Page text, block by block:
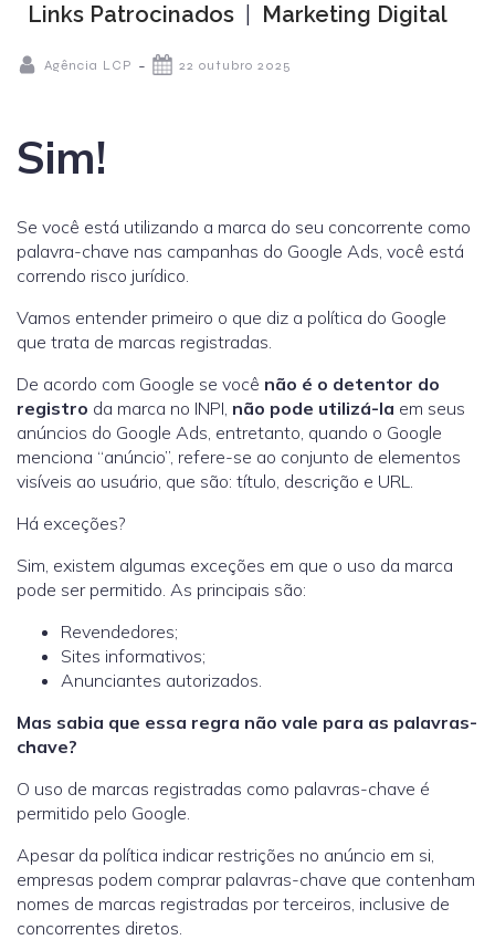
Links Patrocinados
Marketing Digital
Agência LCP - 22 outubro 2025
Sim!
Se você está utilizando a marca do seu concorrente como
palavra-chave nas campanhas do Google Ads, você está
correndo risco jurídico.
Vamos entender primeiro o que diz a política do Google
que trata de marcas registradas.
De acordo com Google se você não é o detentor do
registro da marca no INPI, não pode utilizá-la em seus
anúncios do Google Ads, entretanto, quando o Google
menciona “anúncio”, refere-se ao conjunto de elementos
visíveis ao usuário, que são: título, descrição e URL.
Há exceções?
Sim, existem algumas exceções em que o uso da marca
pode ser permitido. As principais são:
Revendedores;
Sites informativos;
Anunciantes autorizados.
Mas sabia que essa regra não vale para as palavras-
chave?
O uso de marcas registradas como palavras-chave é
permitido pelo Google.
Apesar da política indicar restrições no anúncio em si,
empresas podem comprar palavras-chave que contenham
nomes de marcas registradas por terceiros, inclusive de
concorrentes diretos.